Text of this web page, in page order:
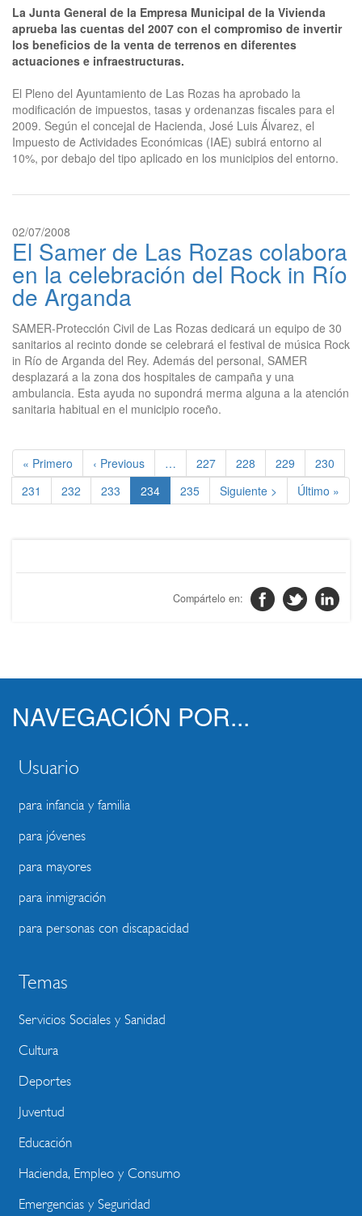
La Junta General de la Empresa Municipal de la Vivienda
aprueba las cuentas del 2007 con el compromiso de invertir
los beneficios de la venta de terrenos en diferentes
actuaciones e infraestructuras.
El Pleno del Ayuntamiento de Las Rozas ha aprobado la
modificación de impuestos, tasas y ordenanzas fiscales para el
2009. Según el concejal de Hacienda, José Luis Álvarez, el
Impuesto de Actividades Económicas (IAE) subirá entorno al
10%, por debajo del tipo aplicado en los municipios del entorno.
02/07/2008
El Samer de Las Rozas colabora
en la celebración del Rock in Río
de Arganda
SAMER-Protección Civil de Las Rozas dedicará un equipo de 30
sanitarios al recinto donde se celebrará el festival de música Rock
in Río de Arganda del Rey. Además del personal, SAMER
desplazará a la zona dos hospitales de campaña y una
ambulancia. Esta ayuda no supondrá merma alguna a la atención
sanitaria habitual en el municipio roceño.
Paginación
Primera
página
« Primero
Página
anterior
‹ Previous … Page
227 Page
228 Page
229 Page
230
Page
231 Page
232 Page
233
Página
actual
234 Page
235
Página
siguiente
Siguiente >
Última
página
Último »
NAVEGACIÓN POR...
Usuario
para infancia y familia
para jóvenes
para mayores
para inmigración
para personas con discapacidad
Temas
Servicios Sociales y Sanidad
Cultura
Deportes
Juventud
Educación
Hacienda, Empleo y Consumo
Emergencias y Seguridad